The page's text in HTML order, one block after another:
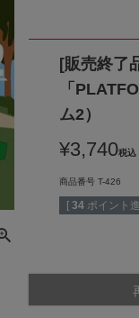
[販売終了
「
ム2）
¥3,740税込
商品番号 T-426
[ 34 ポイント